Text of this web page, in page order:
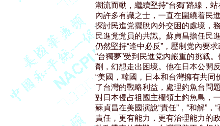
潮流而動，繼續堅持“台獨”路線，
內許多有識之士，一直在圍繞着民
探討民進党擺脫內外交困的處境，
民進党党員的共識。蘇貞昌擔任民
仍然堅持“逢中必反”，壓制党內要
“台獨夢”受到民進党內嚴重的挑戰
劑，幻想走出困境。他在日本公開
“美國，韓國，日本和台灣擁有共同
了台灣的戰略利益，處理釣魚台問
對日本侵占祖國主權領土釣魚島，
蘇貞昌在美國演說“責任”，“和解”
責任，更有能力，更有治理能力的